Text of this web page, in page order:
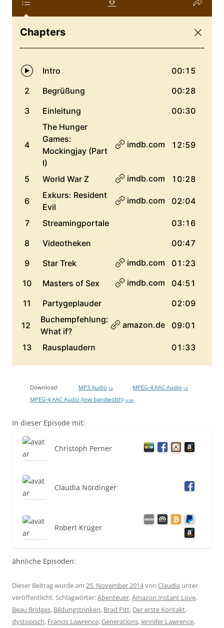
Download: MP3 Audio 0 B MPEG-4 AAC Audio 0 B
MPEG-4 AAC Audio (low bandwidth) 19 MB
In dieser Episode mit:
Christoph Perner
Claudia Nördinger
Robert Krüger
ähnliche Episoden:
Dieser Beitrag wurde am 25. November 2014von Claudia unter
veröffentlicht. Schlagwörter:Abenteuer,Amazon Instant Love,
Beau Bridges, Bildungstrinken, Brad Pitt, Der erste Kontakt,
dystopisch, Francis Lawrence,Generations, Jennifer Lawrence,